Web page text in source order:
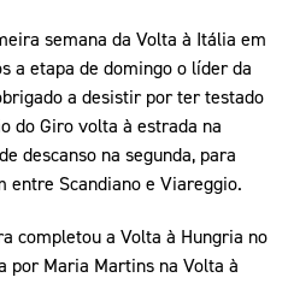
semana da Volta à Itália em
a etapa de domingo o líder da
a desistir por ter testado
do Giro volta à estrada na
descanso na segunda, para
entre Scandiano e Viareggio.
completou a Volta à Hungria no
por Maria Martins na Volta à